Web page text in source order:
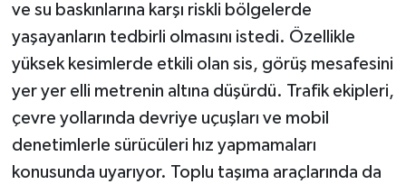
ve su baskınlarına karşı riskli bölgelerde
yaşayanların tedbirli olmasını istedi. Özellikle
yüksek kesimlerde etkili olan sis, görüş mesafesini
yer yer elli metrenin altına düşürdü. Trafik ekipleri,
çevre yollarında devriye uçuşları ve mobil
denetimlerle sürücüleri hız yapmamaları
konusunda uyarıyor. Toplu taşıma araçlarında da